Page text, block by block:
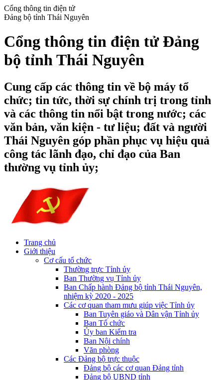
Cổng thông tin điện tử
Đảng bộ tỉnh Thái Nguyên
Cổng thông tin điện tử Đảng
bộ tỉnh Thái Nguyên
Cung cấp các thông tin về bộ máy tổ
chức; tin tức, thời sự chính trị trong tỉnh
và các thông tin nổi bật trong nước; các
văn bản, văn kiện - tư liệu; đất và người
Thái Nguyên góp phần phục vụ hiệu quả
công tác lãnh đạo, chỉ đạo của Ban
thường vụ tỉnh ủy;
Trang chủ
Giới thiệu
Cơ cấu tổ chức
Thường trực Tỉnh ủy
Ban Thường vụ Tỉnh ủy
Ban Chấp hành Đảng bộ tỉnh Thái Nguyên,
nhiệm kỳ 2020 - 2025
Các cơ quan tham mưu giúp việc Tỉnh ủy
Ban Tuyên giáo và Dân vận Tỉnh ủy
Ban Tổ chức
Ủy ban Kiểm tra
Ban Nội chính
Văn phòng
Các Đảng bộ trực thuộc
Đảng bộ các cơ quan Đảng tỉnh
Đảng bộ UBND tỉnh